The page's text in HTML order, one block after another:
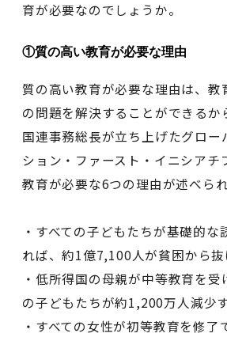
育が必要なのでしょうか。
①質の高い教育が必要な理由
質の高い教育が必要な理由は、教
の問題を解決することができるか
国連事務総長が立ち上げたグロー
ション・ファースト・イニシアチ
教育が必要な6つの理由が述べられ
・すべての子どもたちが基礎的な
れば、約1億7,100人が貧困から抜
・低所得国の母親が中等教育を
の子どもたちが約1,200万人減少
・すべての女性が初等教育を修了